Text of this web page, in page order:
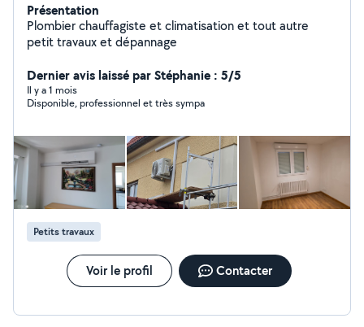
Présentation
Plombier chauffagiste et climatisation et tout autre
petit travaux et dépannage
Dernier avis laissé par Stéphanie : 5/5
Il y a 1 mois
Disponible, professionnel et très sympa
Petits travaux
Voir le profil Contacter